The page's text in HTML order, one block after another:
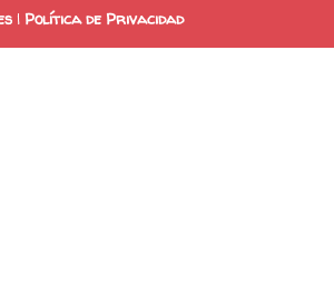
| Política de Privacidad